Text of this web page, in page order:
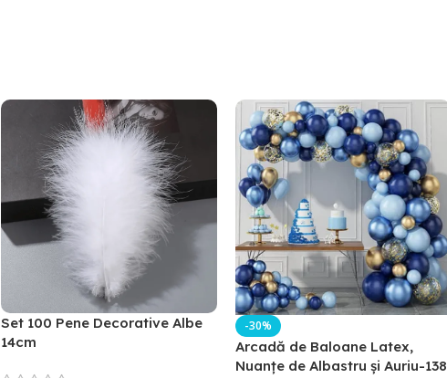
Set 100 Pene Decorative Albe
14cm
-30%
Arcadă de Baloane Latex,
Nuanțe de Albastru și Auriu-138